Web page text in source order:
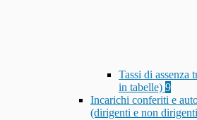
Tassi di assenza
in tabelle) 9
Incarichi conferiti e
(dirigenti e non